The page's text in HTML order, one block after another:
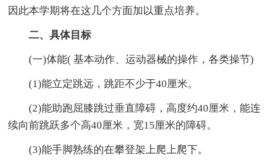
因此本学期将在这几个方面加以重点培养。
二、具体目标
(一)体能( 基本动作、运动器械的操作，各类操节)
(1)能立定跳远，跳距不少于40厘米。
(2)能助跑屈膝跳过垂直障碍，高度约40厘米，能连
续向前跳跃多个高40厘米，宽15厘米的障碍。
(3)能手脚熟练的在攀登架上爬上爬下。